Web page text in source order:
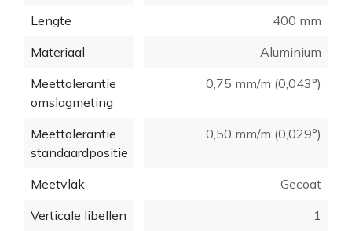
Lengte
400 mm
Materiaal
Aluminium
Meettolerantie
omslagmeting
0,75 mm/m (0,043°)
Meettolerantie
standaardpositie
0,50 mm/m (0,029°)
Meetvlak
Gecoat
Verticale libellen
1